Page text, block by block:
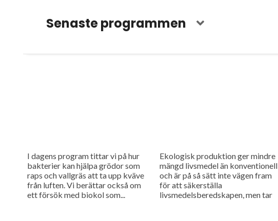
Senaste programmen
I dagens program tittar vi på hur
bakterier kan hjälpa grödor som
raps och vallgräs att ta upp kväve
från luften. Vi berättar också om
ett försök med biokol som...
Ekologisk produktion ger mindre
mängd livsmedel än konventionell
och är på så sätt inte vägen fram
för att säkerställa
livsmedelsberedskapen, men tar